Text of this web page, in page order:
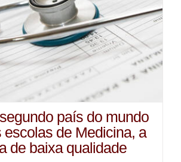
país do mundo
escolas de Medicina, a
de baixa qualidade